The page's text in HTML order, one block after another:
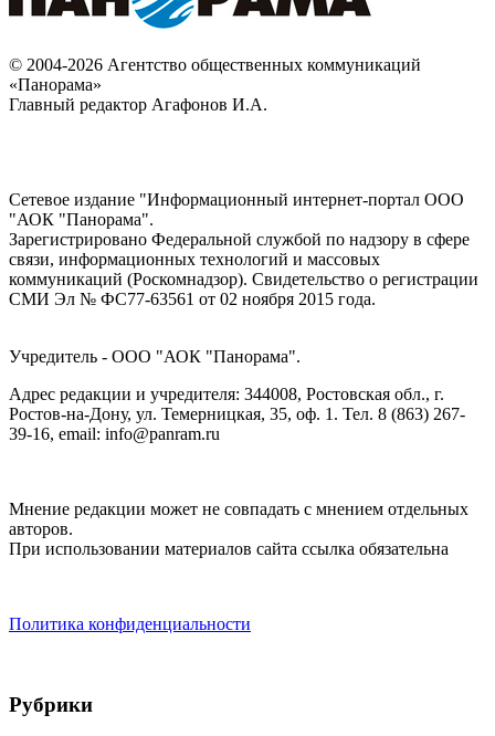
© 2004-2026 Агентство общественных коммуникаций
«Панорама»
Главный редактор Агафонов И.А.
Сетевое издание "Информационный интернет-портал ООО
"АОК "Панорама".
Зарегистрировано Федеральной службой по надзору в сфере
связи, информационных технологий и массовых
коммуникаций (Роскомнадзор). Cвидетельство о регистрации
СМИ Эл № ФС77-63561 от 02 ноября 2015 года.
Учредитель - ООО "АОК "Панорама".
Адрес редакции и учредителя: 344008, Ростовская обл., г.
Ростов-на-Дону, ул. Темерницкая, 35, оф. 1. Тел. 8 (863) 267-
39-16, email: info@panram.ru
Мнение редакции может не совпадать с мнением отдельных
авторов.
При использовании материалов сайта ссылка обязательна
Политика конфиденциальности
Рубрики